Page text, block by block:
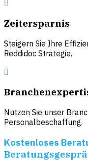
Zeitersparnis
Steigern Sie Ihre
Reddidoc Strategie.
Nutzen Sie unser
Personalbeschaffung.
Kostenloses